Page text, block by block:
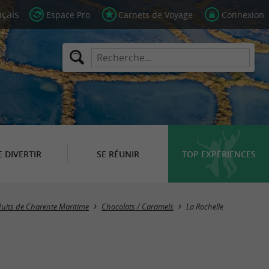
Espace Pro Carnets de Voyage Connexion
DIVERTIR SE RÉUNIR TOP EXPÉRIENCES
Masquer la carte
de Charente Maritime Chocolats / Caramels La Rochelle